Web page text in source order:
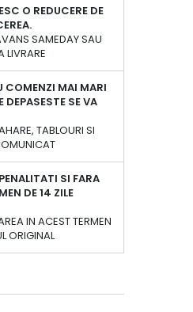
O REDUCERE DE
SAMEDAY SAU
LIVRARE
COMENZI MAI MARI
SE VA
TABLOURI SI
SI FARA
DE 14 ZILE
IN ACEST TERMEN
ORIGINAL